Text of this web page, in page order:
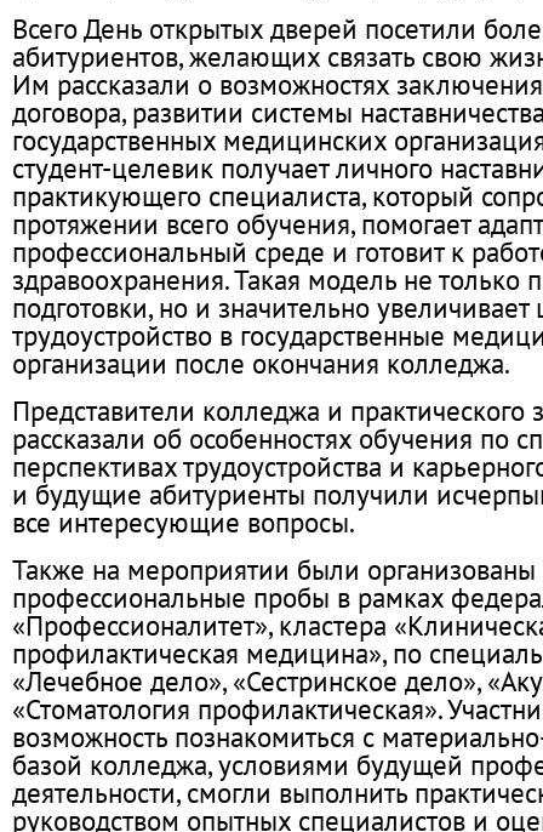
Всего День открытых дверей посетили
абитуриентов, желающих связать свою
Им рассказали о возможностях
договора, развитии системы
государственных медицинских
студент-целевик получает личного
практикующего специалиста, который
протяжении всего обучения, помогает
профессиональный среде и готовит к
здравоохранения. Такая модель не только
подготовки, но и значительно
трудоустройство в государственные
организации после окончания колледжа.
Представители колледжа и практического
рассказали об особенностях обучения по
перспективах трудоустройства и
и будущие абитуриенты получили
все интересующие вопросы.
Также на мероприятии были
профессиональные пробы в рамках
«Профессионалитет», кластера
профилактическая медицина», по
«Лечебное дело», «Сестринское дело»,
«Стоматология профилактическая».
возможность познакомиться с
базой колледжа, условиями будущей
деятельности, смогли выполнить
руководством опытных специалистов и